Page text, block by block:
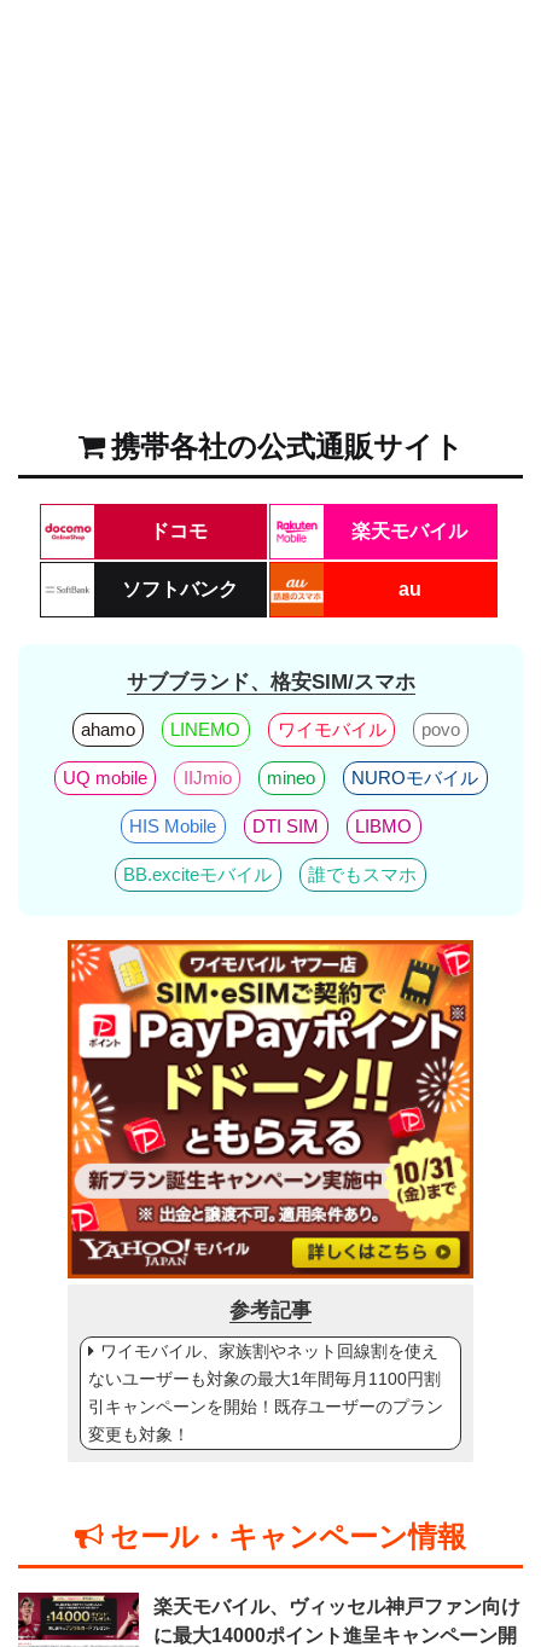
携帯各社の公式通販サイト
ドコモ 楽天モバイル
ソフトバンク au
サブブランド、格安SIM/スマホ
ahamo LINEMO ワイモバイル povo
UQ mobile IIJmio mineo NUROモバイル
HIS Mobile DTI SIM LIBMO
BB.exciteモバイル 誰でもスマホ
参考記事
ワイモバイル、家族割やネット回線割を使え
ないユーザーも対象の最大1年間毎月1100円割
引キャンペーンを開始！既存ユーザーのプラン
変更も対象！
セール・キャンペーン情報
楽天モバイル、ヴィッセル神戸ファン向け
に最大14000ポイント進呈キャンペーン開